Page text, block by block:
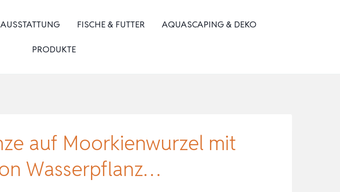
FISCHE & FUTTER AQUASCAPING & DEKO
PRODUKTE
auf Moorkienwurzel mit
Wasserpflanz…